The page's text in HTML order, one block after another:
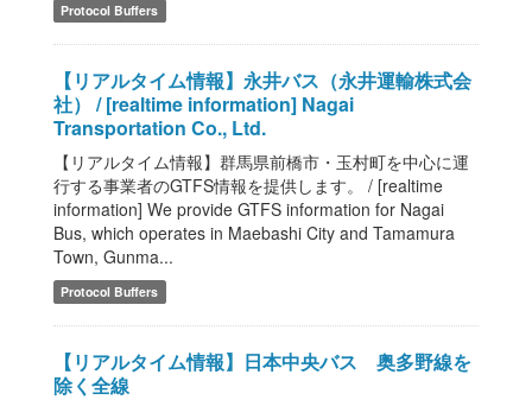
Protocol Buffers
【リアルタイム情報】永井バス（永井運輸株式会
社） / [realtime information] Nagai
Transportation Co., Ltd.
【リアルタイム情報】群馬県前橋市・玉村町を中心に運
行する事業者のGTFS情報を提供します。 / [realtime
information] We provide GTFS information for Nagai
Bus, which operates in Maebashi City and Tamamura
Town, Gunma...
Protocol Buffers
【リアルタイム情報】日本中央バス 奥多野線を
除く全線